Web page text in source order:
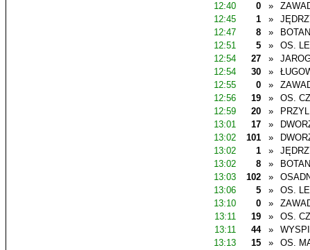
12:40
0 »
12:45
1 »
12:47
8 »
12:51
5 »
OS.
12:54
27 »
12:54
30 »
12:55
0 »
12:56
19 »
OS.
12:59
20 »
13:01
17 »
13:02
101 »
13:02
1 »
13:02
8 »
13:03
102 »
13:06
5 »
OS.
13:10
0 »
13:11
19 »
OS.
13:11
44 »
13:13
15 »
OS.